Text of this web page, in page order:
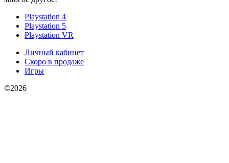
Playstation 4
Playstation 5
Playstation VR
Личный кабинет
Скоро в продаже
Игры
©2026